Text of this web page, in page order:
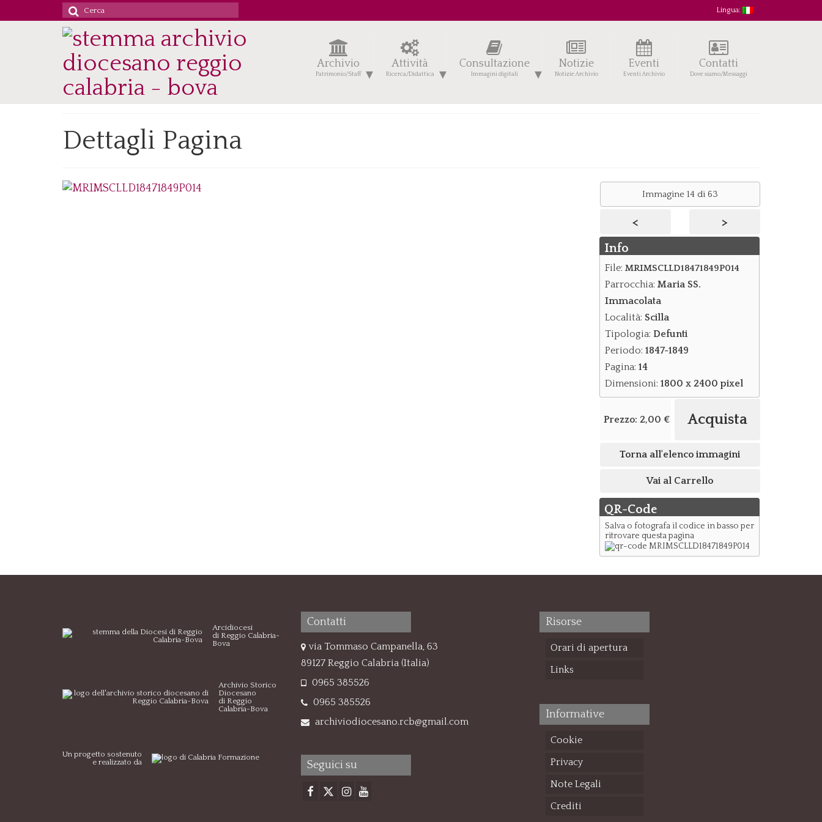
Lingua:
Cerca
per:
Archivio
Patrimonio/Staff
Attività
Ricerca/Didattica
Consultazione
Immagini digitali
Notizie
Notizie Archivio
Eventi
Eventi Archivio
Contatti
Dove siamo/Messaggi
Dettagli Pagina
Immagine 14 di 63
< >
Info
File: MRIMSCLLD18471849P014
Parrocchia: Maria SS.
Immacolata
Località: Scilla
Tipologia: Defunti
Periodo: 1847-1849
Pagina: 14
Dimensioni: 1800 x 2400 pixel
Prezzo: 2,00 € Acquista
Torna all'elenco immagini
Vai al Carrello
QR-Code
Salva o fotografa il codice in basso per
ritrovare questa pagina
Arcidiocesi
di Reggio Calabria-
Bova
Archivio Storico
Diocesano
di Reggio
Calabria-Bova
Un progetto sostenuto
e realizzato da
Contatti
via Tommaso Campanella, 63
89127 Reggio Calabria (Italia)
0965 385526
0965 385526
archiviodiocesano.rcb@gmail.com
Seguici su
Risorse
Orari di apertura
Links
Informative
Cookie
Privacy
Note Legali
Crediti